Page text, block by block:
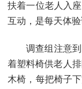
扶着一位老人入
互动，是每天体验
调查组注意
着塑料椅供老人
木椅，每把椅子